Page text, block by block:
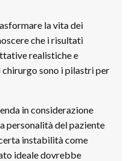
la vita dei
che i risultati
realistiche e
sono i pilastri per
in considerazione
personalità del paziente
instabilità come
ideale dovrebbe